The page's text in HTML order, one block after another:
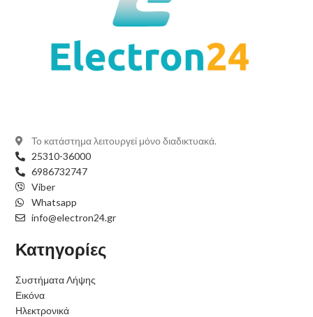
Το κατάστημα λειτουργεί μόνο διαδικτυακά.
25310-36000
6986732747
Viber
Whatsapp
info@electron24.gr
Κατηγορίες
Συστήματα Λήψης
Εικόνα
Ηλεκτρονικά